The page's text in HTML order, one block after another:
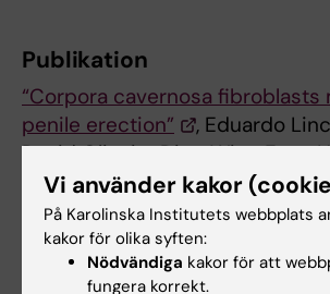
Publikation
“Corpora cavernosa fibroblasts
penile erection”
, Eduardo
David Oliveira Dias, Wing Fung
Julien, Daniel Holl, Maria Garcia-
Soniya Savant, Evelina Vågesjö,
Lars Jakobsson, Christian Göritz.
online 8 februari 2024, doi:
Vi använder kakor
På Karolinska Institutets webbplats
kakor för olika syften:
Nödvändiga kakor för att
fungera korrekt.